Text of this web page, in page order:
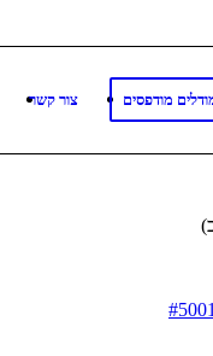
צור קשר מודפסים
#5001